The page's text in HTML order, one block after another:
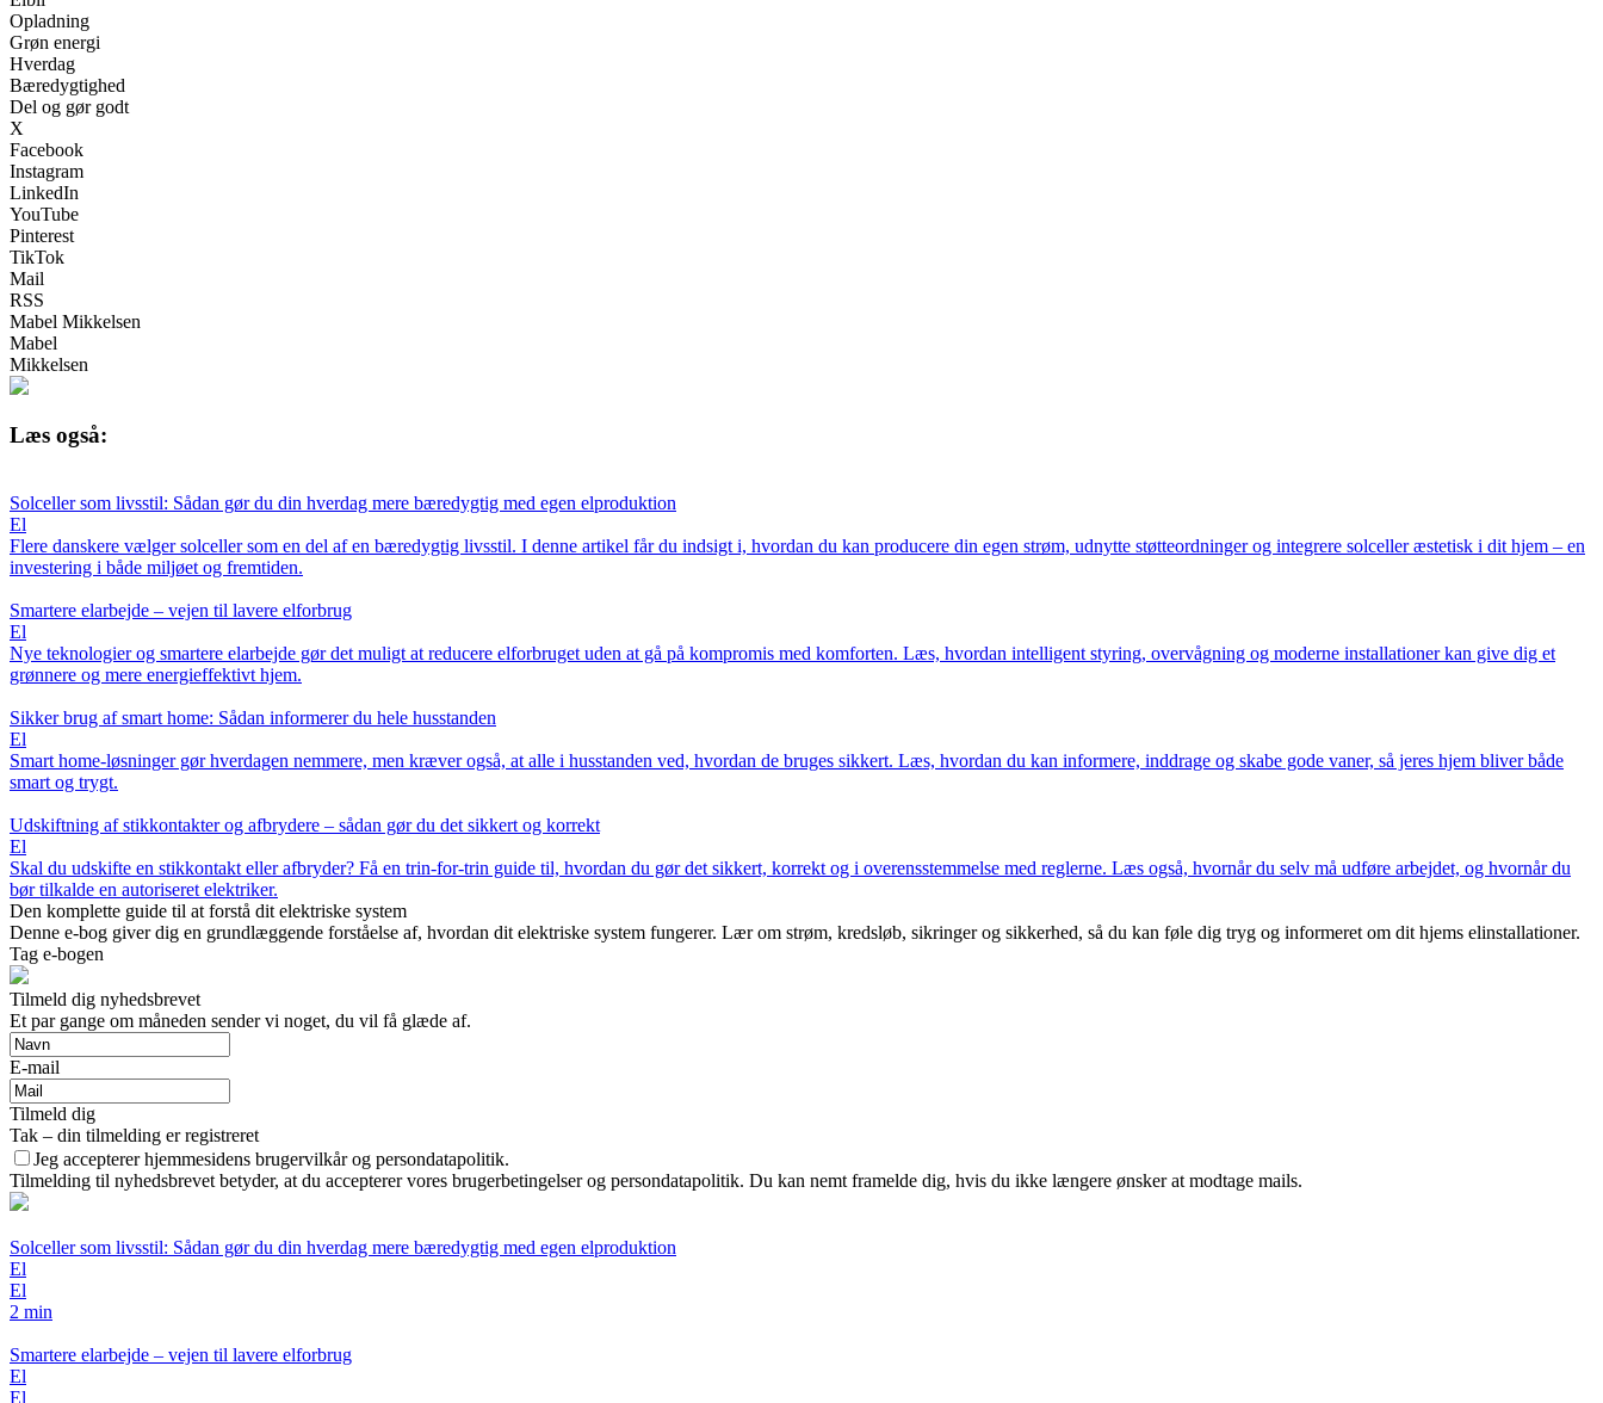
Opladning
Grøn energi
Hverdag
Bæredygtighed
Del og gør godt
X
Facebook
Instagram
LinkedIn
YouTube
Pinterest
TikTok
Mail
RSS
Mabel Mikkelsen
Mabel
Mikkelsen
Læs også:
Solceller som livsstil: Sådan gør du din hverdag mere bæredygtig med egen elproduktion
El
Flere danskere vælger solceller som en del af en bæredygtig livsstil. I denne artikel får du indsigt i, hvordan du kan producere din egen strøm, udnytte støtteordninger og integrere solceller æstetisk i dit hjem – en
investering i både miljøet og fremtiden.
Smartere elarbejde – vejen til lavere elforbrug
El
Nye teknologier og smartere elarbejde gør det muligt at reducere elforbruget uden at gå på kompromis med komforten. Læs, hvordan intelligent styring, overvågning og moderne installationer kan give dig et
grønnere og mere energieffektivt hjem.
Sikker brug af smart home: Sådan informerer du hele husstanden
El
Smart home-løsninger gør hverdagen nemmere, men kræver også, at alle i husstanden ved, hvordan de bruges sikkert. Læs, hvordan du kan informere, inddrage og skabe gode vaner, så jeres hjem bliver både
smart og trygt.
Udskiftning af stikkontakter og afbrydere – sådan gør du det sikkert og korrekt
El
Skal du udskifte en stikkontakt eller afbryder? Få en trin-for-trin guide til, hvordan du gør det sikkert, korrekt og i overensstemmelse med reglerne. Læs også, hvornår du selv må udføre arbejdet, og hvornår du
bør tilkalde en autoriseret elektriker.
Den komplette guide til at forstå dit elektriske system
Denne e-bog giver dig en grundlæggende forståelse af, hvordan dit elektriske system fungerer. Lær om strøm, kredsløb, sikringer og sikkerhed, så du kan føle dig tryg og informeret om dit hjems elinstallationer.
Tag e-bogen
Tilmeld dig nyhedsbrevet
Et par gange om måneden sender vi noget, du vil få glæde af.
E-mail
Tilmeld dig
Tak – din tilmelding er registreret
Jeg accepterer hjemmesidens brugervilkår og persondatapolitik.
Tilmelding til nyhedsbrevet betyder, at du accepterer vores brugerbetingelser og persondatapolitik. Du kan nemt framelde dig, hvis du ikke længere ønsker at modtage mails.
Solceller som livsstil: Sådan gør du din hverdag mere bæredygtig med egen elproduktion
El
El
2 min
Smartere elarbejde – vejen til lavere elforbrug
El
El